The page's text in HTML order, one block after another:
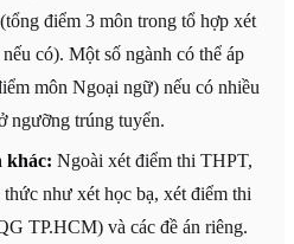
điểm 3 môn trong tổ hợp xét
có). Một số ngành có thể áp
môn Ngoại ngữ) nếu có nhiều
ngưỡng trúng tuyển.
khác: Ngoài xét điểm thi THPT,
như xét học bạ, xét điểm thi
TP.HCM) và các đề án riêng.